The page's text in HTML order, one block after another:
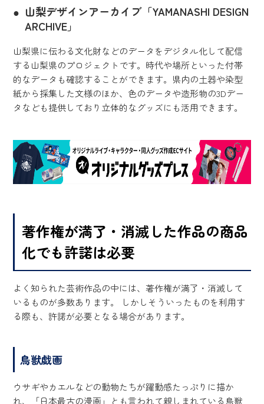
山梨デザインアーカイブ「YAMANASHI DESIGN
ARCHIVE」
山梨県に伝わる文化財などのデータをデジタル化して配信
する山梨県のプロジェクトです。時代や場所といった付帯
的なデータも確認することができます。県内の土器や染型
紙から採集した文様のほか、色のデータや造形物の3Dデー
タなども提供しており立体的なグッズにも活用できます。
著作権が満了・消滅した作品の商品
化でも許諾は必要
よく知られた芸術作品の中には、著作権が満了・消滅して
いるものが多数あります。 しかしそういったものを利用す
る際も、許諾が必要となる場合があります。
鳥獣戯画
ウサギやカエルなどの動物たちが躍動感たっぷりに描か
れ、「日本最古の漫画」とも言われて親しまれている鳥獣